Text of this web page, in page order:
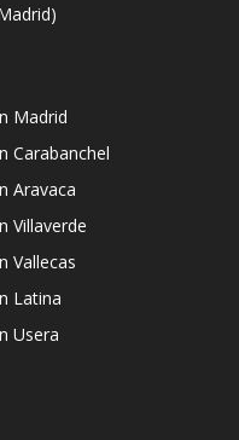
Madrid
Carabanchel
Aravaca
Villaverde
Vallecas
Latina
Usera